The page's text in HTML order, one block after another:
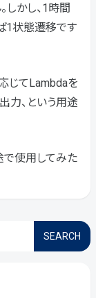
しかし、1時間
1状態遷移です
じてLambdaを
力、という用途
使用してみた
SEARCH